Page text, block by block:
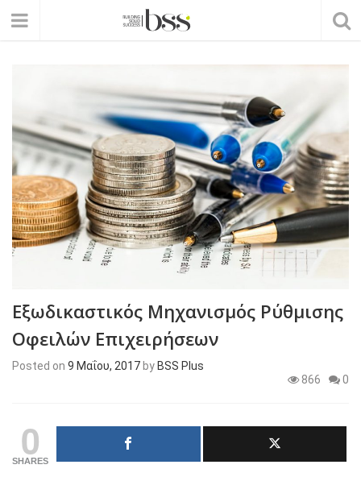
Εξωδικαστικός Μηχανισμός Ρύθμισης
Οφειλών Επιχειρήσεων
Posted on 9 Μαΐου, 2017 by BSS Plus
866
0
0
SHARES